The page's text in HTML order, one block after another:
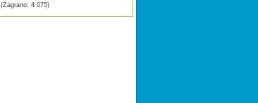
(Zagrano: 4 075)